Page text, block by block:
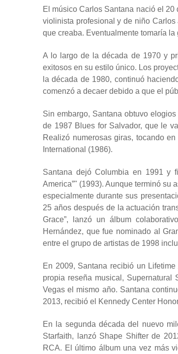
El músico Carlos Santana nació el
violinista profesional y de niño
que creaba. Eventualmente tomaría
A lo largo de la década de 1970 y
exitosos en su estilo único. Los
la década de 1980, continuó
comenzó a decaer debido a que el
Sin embargo, Santana obtuvo
de 1987 Blues for Salvador, que le
Realizó numerosas giras, tocando
International (1986).
Santana dejó Columbia en 1991 y
America”" ​​(1993). Aunque terminó su
especialmente durante sus
25 años después de la actuación
Grace”, lanzó un álbum
Hernández, que fue nominado al
entre el grupo de artistas de 1998
En 2009, Santana recibió un
propia reseña musical,
Vegas el mismo año. Santana
2013, recibió el Kennedy Center
En la segunda década del nuevo
Starfaith, lanzó Shape Shifter de
RCA. El último álbum una vez más